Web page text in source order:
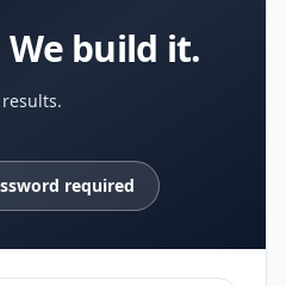
build it.
required